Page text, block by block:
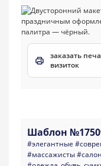
заказать
визиток
Шаблон
#элегантные
#массажисты